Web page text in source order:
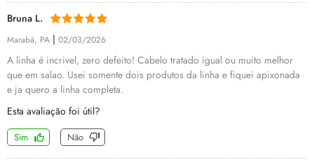
Bruna L.
Marabá, PA | 02/03/2026
A linha é incrivel, zero defeito! Cabelo tratado igual ou muito melhor
que em salao. Usei somente dois produtos da linha e fiquei apixonada
e ja quero a linha completa.
Esta avaliação foi útil?
Sim Não